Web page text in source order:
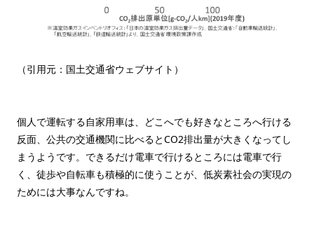
（引用元：国土交通省ウェブサイト）
個人で運転する自家用車は、どこへでも好きなところへ行ける
反面、公共の交通機関に比べるとCO2排出量が大きくなってし
まうようです。できるだけ電車で行けるところには電車で行
く、徒歩や自転車も積極的に使うことが、低炭素社会の実現の
ためには大事なんですね。